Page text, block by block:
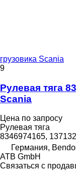
грузовика Scania
9
Рулевая тяга
Scania
Цена по запросу
Рулевая тяга
8346974165,
Германия,
ATB GmbH
Связаться с